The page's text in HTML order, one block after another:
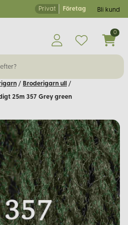
Privat Företag Bli kund
0
/ Broderigarn ull
/
25m 357 Grey green